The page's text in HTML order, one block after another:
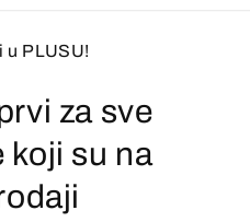
u PLUSU!
za sve
koji su na